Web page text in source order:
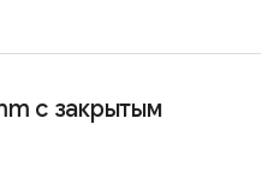
с закрытым